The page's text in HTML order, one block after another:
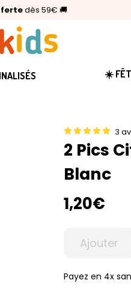
dès 59€ 🚚
:Annikids N°1
avis clients)
☀️
3
2 Pics
Blanc
1,20€
Ajouter
Payez en 4x